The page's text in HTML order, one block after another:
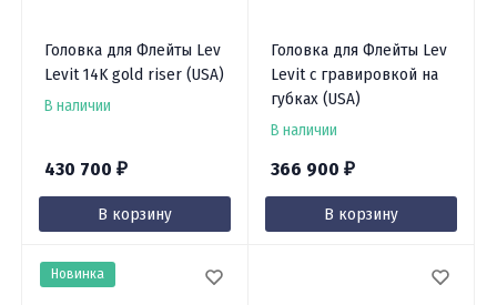
Головка для Флейты Lev
Levit 14K gold riser (USA)
В наличии
430 700 ₽
В корзину
Головка для Флейты Lev
Levit с гравировкой на
губках (USA)
В наличии
366 900 ₽
В корзину
Новинка